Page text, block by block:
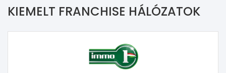
KIEMELT FRANCHISE HÁLÓZATOK